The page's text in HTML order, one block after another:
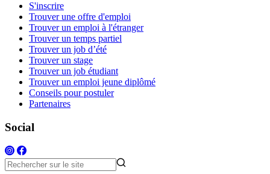
S'inscrire
Trouver une offre d'emploi
Trouver un emploi à l'étranger
Trouver un temps partiel
Trouver un job d’été
Trouver un stage
Trouver un job étudiant
Trouver un emploi jeune diplômé
Conseils pour postuler
Partenaires
Social